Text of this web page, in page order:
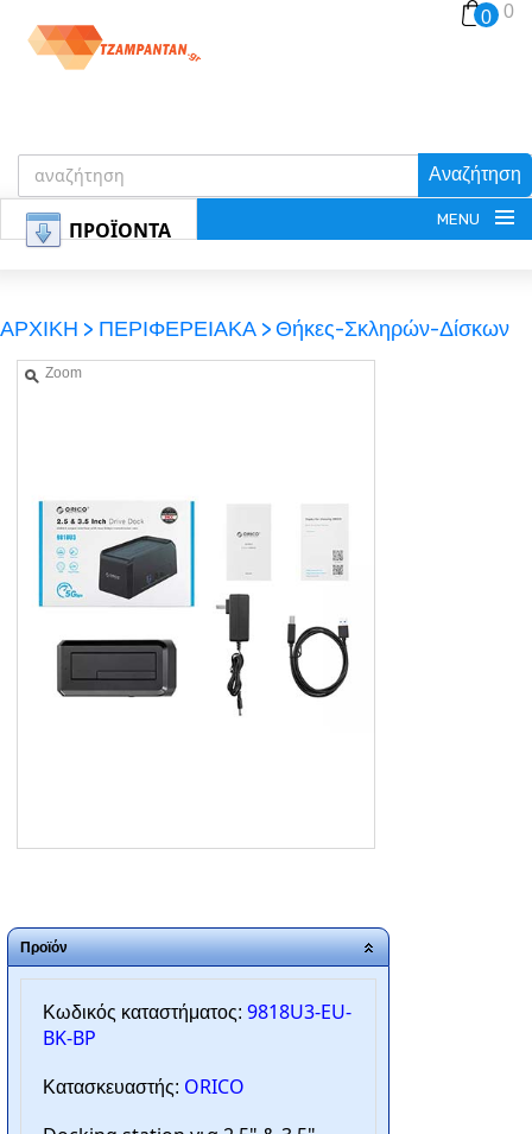
Αναζήτηση
0 0
ΠΡΟΪΟΝΤΑ MENU
ΚΑΛΑΘΙ-ΑΓΟΡΩΝ
ΑΡΧΙΚΗ
ΠΟΙΟΙ ΕΙΜΑΣΤΕ
SERVICE
ΑΡΧΙΚΗ > ΠΕΡΙΦΕΡΕΙΑΚΑ >Θήκες-Σκληρών-Δίσκων
Zoom
Προϊόν
Κωδικός καταστήματος: 9818U3-EU-
BK-BP
Κατασκευαστής: ORICO